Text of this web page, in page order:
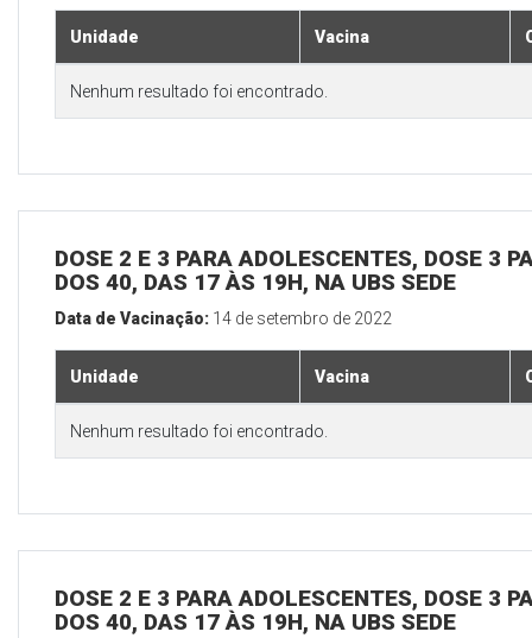
Unidade Vacina
Nenhum resultado foi encontrado.
DOSE 2 E 3 PARA ADOLESCENTES, DOSE 3
DOS 40, DAS 17 ÀS 19H, NA UBS SEDE
Data de Vacinação: 14 de setembro de 2022
Unidade Vacina
Nenhum resultado foi encontrado.
DOSE 2 E 3 PARA ADOLESCENTES, DOSE 3
DOS 40, DAS 17 ÀS 19H, NA UBS SEDE